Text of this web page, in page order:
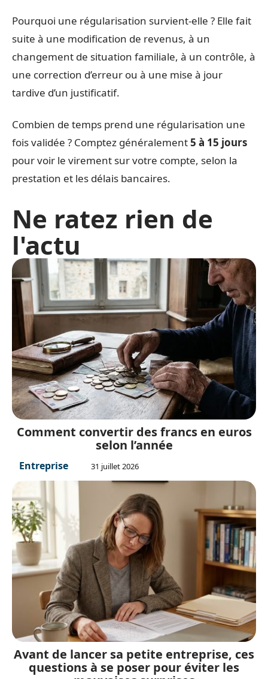
Pourquoi une régularisation survient-elle ? Elle fait
suite à une modification de revenus, à un
changement de situation familiale, à un contrôle, à
une correction d’erreur ou à une mise à jour
tardive d’un justificatif.
Combien de temps prend une régularisation une
fois validée ? Comptez généralement5 à 15 jours
pour voir le virement sur votre compte, selon la
prestation et les délais bancaires.
Ne ratez rien de
l'actu
Comment convertir des francs en euros
selon l’année
Entreprise 31 juillet 2026
Avant de lancer sa petite entreprise, ces
questions à se poser pour éviter les